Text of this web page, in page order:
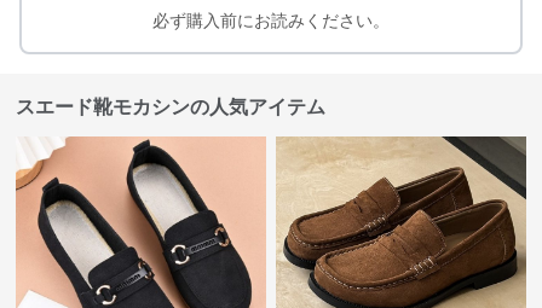
必ず購入前にお読みください。
スエード靴モカシンの人気アイテム